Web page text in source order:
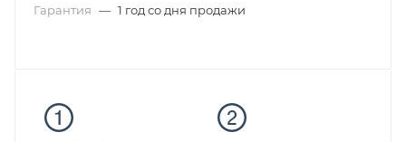
Гарантия — 1 год со дня продажи